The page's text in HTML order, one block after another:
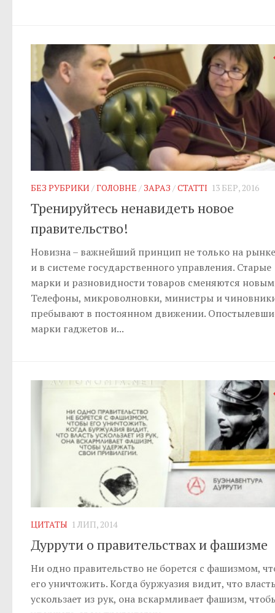
БЕЗ РУБРИКИ /ГОЛОВНЕ / ЗАРАЗ /СТАТТІ 13 БЕР, 2016
Тренируйтесь ненавидеть новое
правительство!
Новизна – важнейший принцип не только на
и в системе государственного управления. Старые
марки и разновидности товаров сменяются
Телефоны, микроволновки, министры и
пребывают в постоянном движении.
марки гаджетов и...
ЦИТАТЫ 1 ЛИП, 2014
Дуррути о правительствах и фашизме
Ни одно правительство не борется с фашизмом,
его уничтожить. Когда буржуазия видит, что власть
ускользает из рук, она вскармливает фашизм,